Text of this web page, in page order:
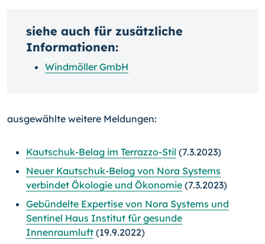
siehe auch für zusätzliche
Informationen:
Windmöller GmbH
ausgewählte weitere Meldungen:
Kautschuk-Belag im Terrazzo-Stil (7.3.2023)
Neuer Kautschuk-Belag von Nora Systems
verbindet Ökologie und Ökonomie (7.3.2023)
Gebündelte Expertise von Nora Systems und
Sentinel Haus Institut für gesunde
Innenraumluft (19.9.2022)